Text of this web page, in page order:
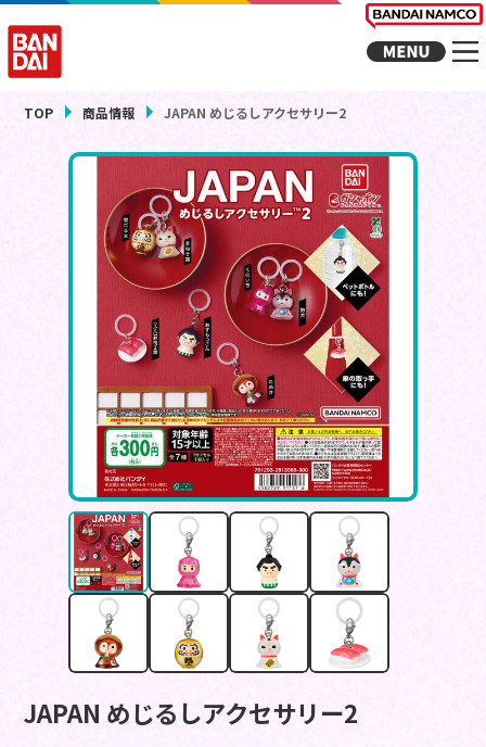
TOP 商品情報 JAPAN めじるしアクセサリー2
JAPAN めじるしアクセサリー2